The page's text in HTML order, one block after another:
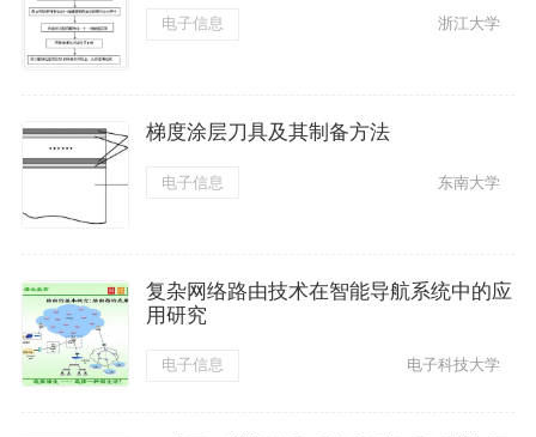
电子信息 浙江大学
梯度涂层刀具及其制备方法
电子信息 东南大学
复杂网络路由技术在智能导航系统中的应
用研究
电子信息 电子科技大学